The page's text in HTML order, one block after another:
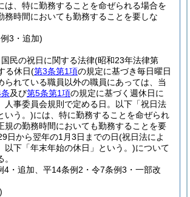
は、特に勤務することを命ぜられる場合を
務時間においても勤務することを要しな
3・追加)
民の祝日に関する法律(昭和23年法律第
る休日(第3条第1項の規定に基づき毎日曜日
られている職員以外の職員にあっては、当
及び第5条第1項の規定に基づく週休日に
人事委員会規則で定める日。以下「祝日法
いう。)には、特に勤務することを命ぜられ
規の勤務時間においても勤務することを要
日から翌年の1月3日までの日(祝日法によ
以下「年末年始の休日」という。)について
4・追加、平14条例2・令7条例3・一部改